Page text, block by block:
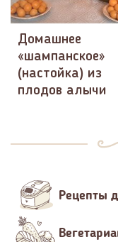
Домашнее
«шампанское»
(настойка) из
плодов алычи
Рецепты